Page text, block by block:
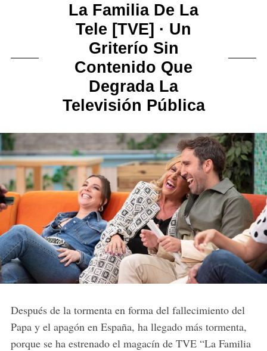
La Familia De La
Tele [TVE] · Un
Griterío Sin
Contenido Que
Degrada La
Televisión Pública
Después de la tormenta en forma del fallecimiento del
Papa y el apagón en España, ha llegado más tormenta,
porque se ha estrenado el magacín de TVE “La Familia